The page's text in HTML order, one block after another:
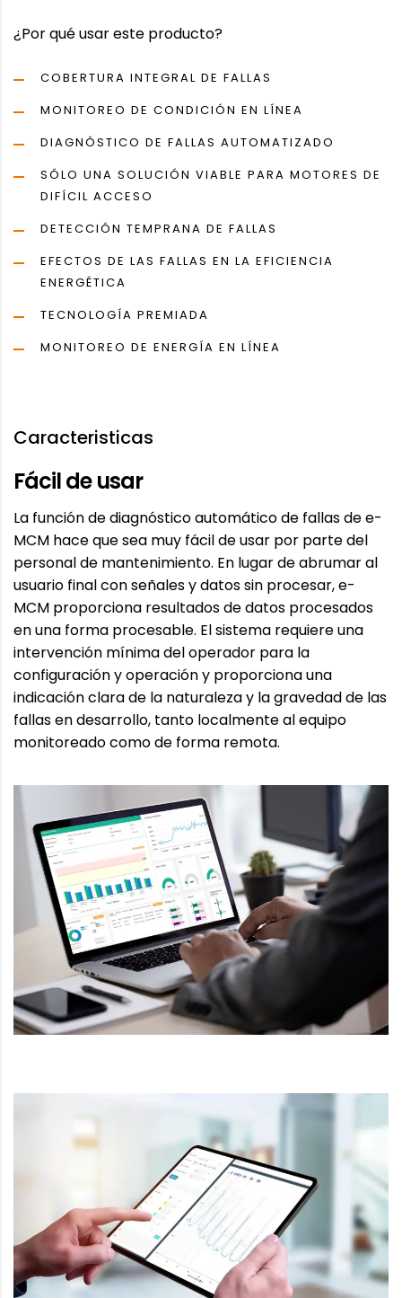
¿Por qué usar este producto?
COBERTURA INTEGRAL DE FALLAS
MONITOREO DE CONDICIÓN EN LÍNEA
DIAGNÓSTICO DE FALLAS AUTOMATIZADO
SÓLO UNA SOLUCIÓN VIABLE PARA MOTORES DE
DIFÍCIL ACCESO
DETECCIÓN TEMPRANA DE FALLAS
EFECTOS DE LAS FALLAS EN LA EFICIENCIA
ENERGÉTICA
TECNOLOGÍA PREMIADA
MONITOREO DE ENERGÍA EN LÍNEA
Caracteristicas
Fácil de usar
La función de diagnóstico automático de fallas de e-
MCM hace que sea muy fácil de usar por parte del
personal de mantenimiento. En lugar de abrumar al
usuario final con señales y datos sin procesar, e-
MCM proporciona resultados de datos procesados ​​
en una forma procesable. El sistema requiere una
intervención mínima del operador para la
configuración y operación y proporciona una
indicación clara de la naturaleza y la gravedad de las
fallas en desarrollo, tanto localmente al equipo
monitoreado como de forma remota.